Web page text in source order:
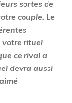
sortes de
couple. Le
votre rituel
ce rival a
devra aussi